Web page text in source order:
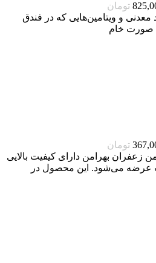
تومان
و ویتامین‌هایی که در فندق
صورت خام
تومان
گرمی بهرامن زعفران بهرامن دارای کیفیت بالایی
عرضه می‌شود. این محصول در